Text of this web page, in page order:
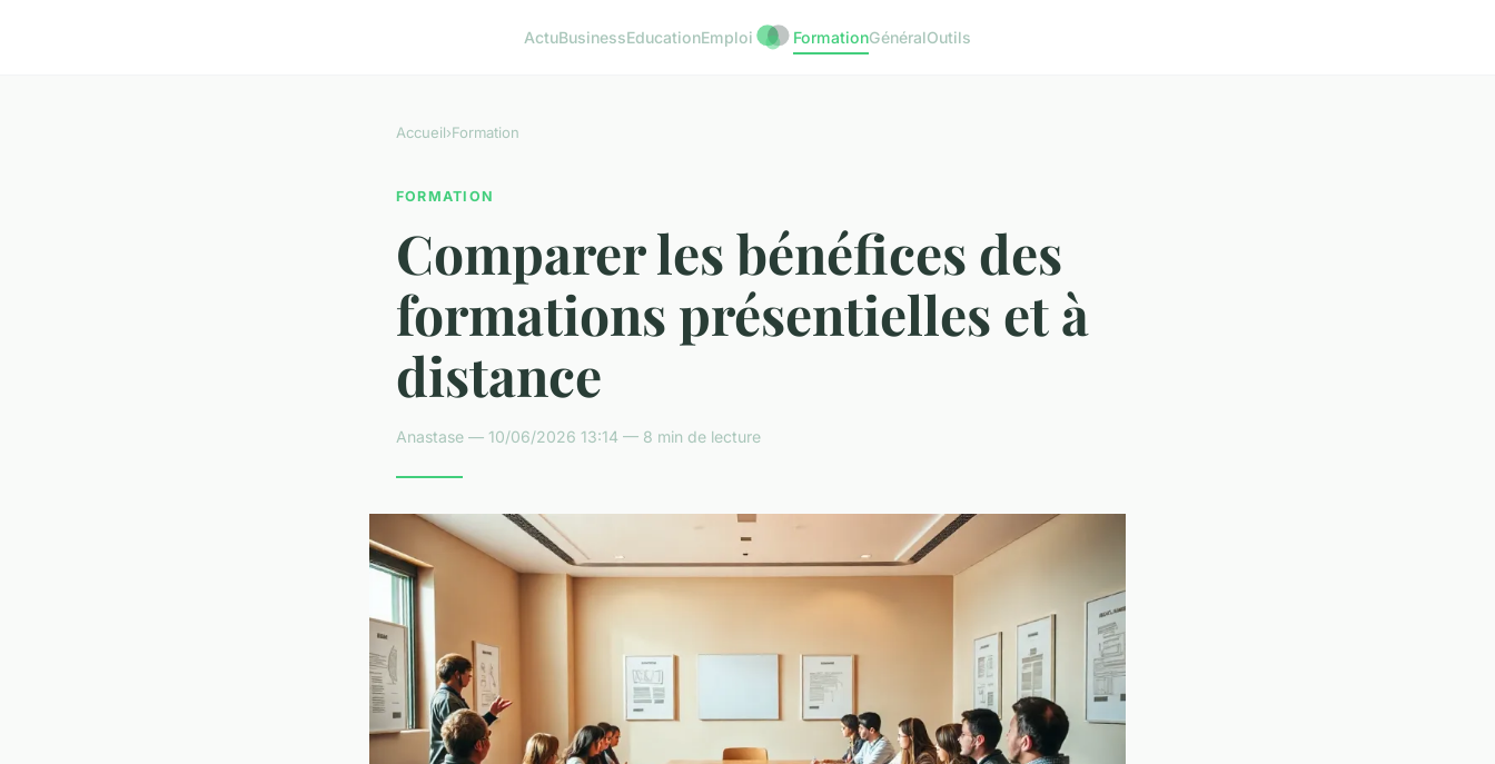
ActuBusinessEducationEmploi FormationGénéralOutils
Accueil›Formation
FORMATION
Comparer les bénéfices des
formations présentielles et à
distance
Anastase — 10/06/2026 13:14 — 8 min de lecture